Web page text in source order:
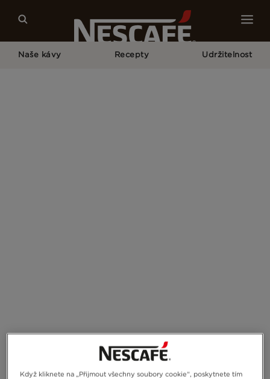
Naše kávy Recepty Udržitelnost
Když kliknete na „Přijmout všechny soubory cookie“, poskytnete tím